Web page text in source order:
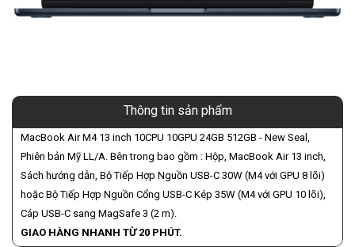
Thông tin sản phẩm
MacBook Air M4 13 inch 10CPU 10GPU 24GB 512GB - New Seal,
Phiên bản Mỹ LL/A. Bên trong bao gồm : Hộp, MacBook Air 13 inch,
Sách hướng dẫn, Bộ Tiếp Hợp Nguồn USB-C 30W (M4 với GPU 8 lõi)
hoặc Bộ Tiếp Hợp Nguồn Cổng USB-C Kép 35W (M4 với GPU 10 lõi),
Cáp USB-C sang MagSafe 3 (2 m).
GIAO HÀNG NHANH TỪ 20 PHÚT.